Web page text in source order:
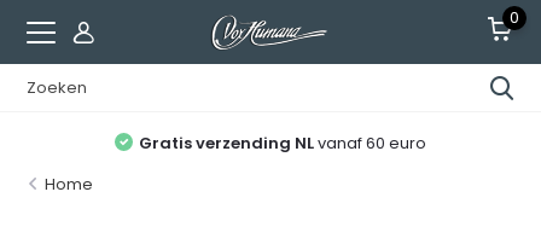
0
Gratis verzending NLvanaf 60 euro
Home